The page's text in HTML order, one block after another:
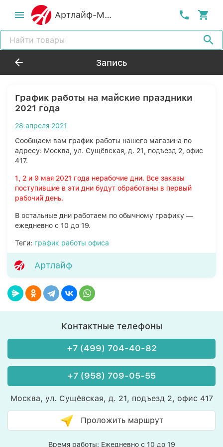
Артлайф-MСК
Запись
График работы на майские праздники
2021 года
28 апреля 2021
Сообщаем вам график работы нашего магазина по
адресу: Москва, ул. Сущёвская, д. 21, подъезд 2, офис
417.
1, 2 и 9 мая 2021 года нерабочие дни. Все заказы
поступившие в эти дни будут обработаны в первый
рабочий день.
В остальные дни работаем по обычному графику —
ежедневно с 10 до 19.
Теги: график работы офиса
Артлайф
Контактные телефоны
+7 (499) 704-40-82
+7 (958) 709-05-55
Москва, ул. Сущёвская, д. 21, подъезд 2, офис 417
Проложить маршрут
Время работы: Ежедневно с 10 до 19